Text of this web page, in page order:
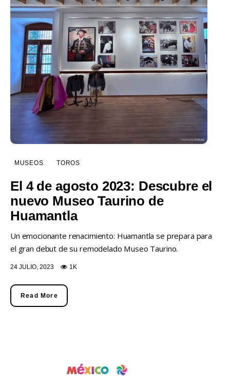
MUSEOS TOROS
El 4 de agosto 2023: Descubre el
nuevo Museo Taurino de
Huamantla
Un emocionante renacimiento: Huamantla se prepara para
el gran debut de su remodelado Museo Taurino.
24 JULIO, 2023 1K
Read More